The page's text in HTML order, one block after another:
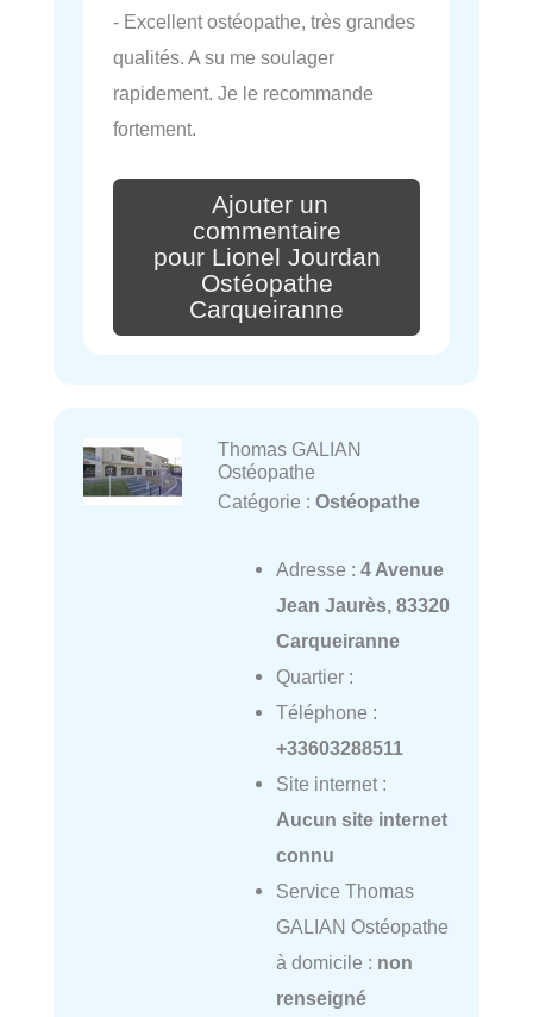
- Excellent ostéopathe, très grandes
qualités. A su me soulager
rapidement. Je le recommande
fortement.
Ajouter un
commentaire
pour Lionel Jourdan
Ostéopathe
Carqueiranne
Thomas GALIAN
Ostéopathe
Catégorie : Ostéopathe
Adresse : 4 Avenue
Jean Jaurès, 83320
Carqueiranne
Quartier :
Téléphone :
+33603288511
Site internet :
Aucun site internet
connu
Service Thomas
GALIAN Ostéopathe
à domicile : non
renseigné